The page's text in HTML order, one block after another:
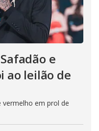
e
ao leilão de
em prol de